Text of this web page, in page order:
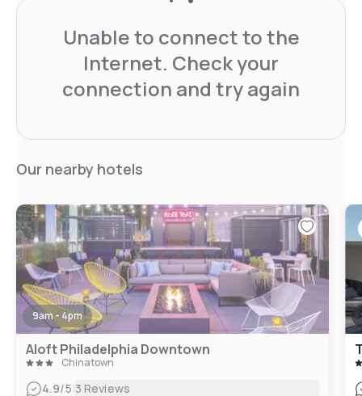
Unable to connect to the
Internet. Check your
connection and try again
Our nearby hotels
9am - 4pm
Aloft Philadelphia Downtown
Chinatown
4.9/5|3 Reviews